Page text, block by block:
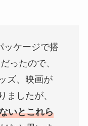
ッケージで搭
ったので、
ズ、映画が
ましたが、
いとこれら